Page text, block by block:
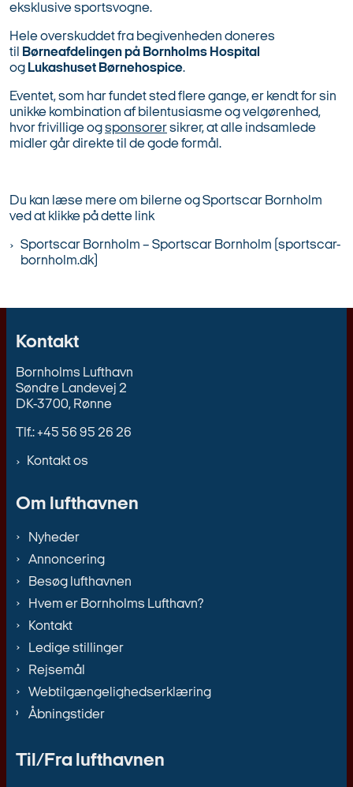
eksklusive sportsvogne.
Hele overskuddet fra begivenheden doneres
til
Børneafdelingen på Bornholms Hospital
og Lukashuset Børnehospice.
Eventet, som har fundet sted flere gange, er kendt for sin
unikke kombination af bilentusiasme og velgørenhed,
hvor frivillige ogsponsorersikrer, at alle indsamlede
midler går direkte til de gode formål.
Du kan læse mere om bilerne og Sportscar Bornholm
ved at klikke på dette link
Sportscar Bornholm – Sportscar Bornholm (sportscar-
bornholm.dk)
Kontakt
Bornholms Lufthavn
Søndre Landevej 2
DK-3700, Rønne
Tlf.: +45 56 95 26 26
Kontakt os
Om lufthavnen
Nyheder
Annoncering
Besøg lufthavnen
Hvem er Bornholms Lufthavn?
Kontakt
Ledige stillinger
Rejsemål
Webtilgængelighedserklæring
Åbningstider
Til/Fra lufthavnen